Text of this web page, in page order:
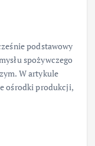
podstawowy
spożywczego
W artykule
ośrodki produkcji,